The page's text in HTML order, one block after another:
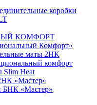
коробки
КОМФОРТ
Комфорт»
маты 2НК
комфорт
Slim Heat
«Мастер»
БНК «Мастер»